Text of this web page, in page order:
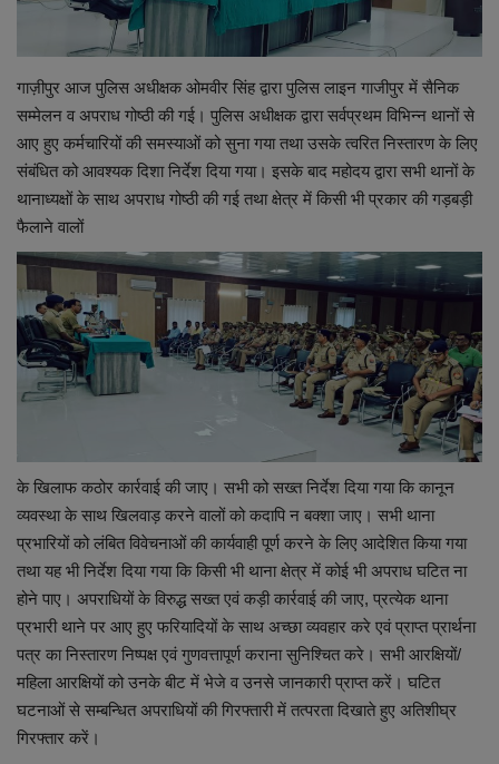
स्वास्थ्य
राष्ट्रीय
व्यापार
रोजगार
NEWS
वीडियो
लाइफस्टाइल
Our Team
Contact us :
About us
Advertise with us
गाज़ीपुर आज पुलिस अधीक्षक ओमवीर सिंह द्वारा पुलिस लाइन गाजीपुर में सैनिक
सम्मेलन व अपराध गोष्ठी की गई। पुलिस अधीक्षक द्वारा सर्वप्रथम विभिन्न थानों से
आए हुए कर्मचारियों की समस्याओं को सुना गया तथा उसके त्वरित निस्तारण के लिए
संबंधित को आवश्यक दिशा निर्देश दिया गया। इसके बाद महोदय द्वारा सभी थानों के
थानाध्यक्षों के साथ अपराध गोष्ठी की गई तथा क्षेत्र में किसी भी प्रकार की गड़बड़ी
फैलाने वालों
के खिलाफ कठोर कार्रवाई की जाए। सभी को सख्त निर्देश दिया गया कि कानून
व्यवस्था के साथ खिलवाड़ करने वालों को कदापि न बक्शा जाए। सभी थाना
प्रभारियों को लंबित विवेचनाओं की कार्यवाही पूर्ण करने के लिए आदेशित किया गया
तथा यह भी निर्देश दिया गया कि किसी भी थाना क्षेत्र में कोई भी अपराध घटित ना
होने पाए। अपराधियों के विरुद्ध सख्त एवं कड़ी कार्रवाई की जाए, प्रत्येक थाना
प्रभारी थाने पर आए हुए फरियादियों के साथ अच्छा व्यवहार करे एवं प्राप्त प्रार्थना
पत्र का निस्तारण निष्पक्ष एवं गुणवत्तापूर्ण कराना सुनिश्चित करे। सभी आरक्षियों/
महिला आरक्षियों को उनके बीट में भेजे व उनसे जानकारी प्राप्त करें। घटित
घटनाओं से सम्बन्धित अपराधियों की गिरफ्तारी में तत्परता दिखाते हुए अतिशीघ्र
गिरफ्तार करें।